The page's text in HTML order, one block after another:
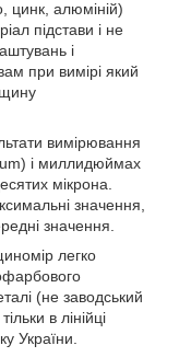
цинк, алюміній)
підстави і не
і
при вимірі який
вимірювання
і миллидюймах
мікрона.
значення,
значення.
легко
(не заводський
в лінійці
України.